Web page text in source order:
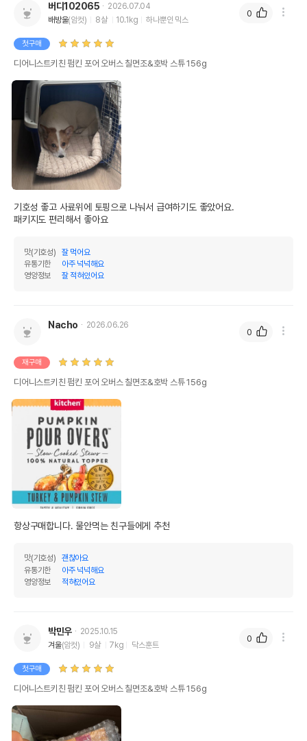
버디102065
2026.07.04
배방울(암컷) 8살 10.1kg 하나뿐인 믹스
첫구매
디어니스트키친 펌킨 포어 오버스 칠면조&호박 스튜 156g
기호성 좋고 사료위에 토핑으로 나눠서 급여하기도 좋았어요.
패키지도 편리해서 좋아요
맛(기호성)
잘 먹어요
유통기한
아주 넉넉해요
영양정보
잘 적혀있어요
0
Nacho 2026.06.26
재구매
디어니스트키친 펌킨 포어 오버스 칠면조&호박 스튜 156g
항상구매합니다. 물안먹는 친구들에게 추천
맛(기호성)
괜찮아요
유통기한
아주 넉넉해요
영양정보
적혀있어요
0
박민우
2025.10.15
겨울(암컷) 9살 7kg 닥스훈트
첫구매
디어니스트키친 펌킨 포어 오버스 칠면조&호박 스튜 156g
0